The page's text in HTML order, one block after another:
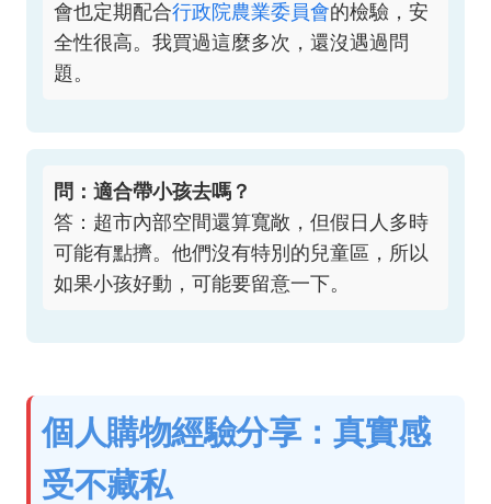
會也定期配合行政院農業委員會的檢驗，安
全性很高。我買過這麼多次，還沒遇過問
題。
問：適合帶小孩去嗎？
答：超市內部空間還算寬敞，但假日人多時
可能有點擠。他們沒有特別的兒童區，所以
如果小孩好動，可能要留意一下。
個人購物經驗分享：真實感
受不藏私